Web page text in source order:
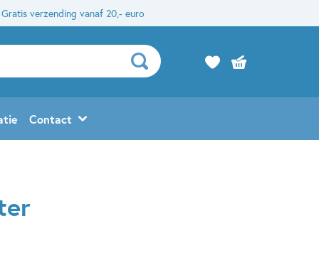
Gratis verzending vanaf 20,- euro
Contact